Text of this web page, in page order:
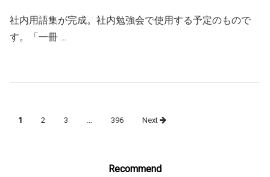
社内用語集が完成。社内勉強会で使用する予定のもので
す。「一冊 …
navigation
1 2 3 396 Next
Recommend